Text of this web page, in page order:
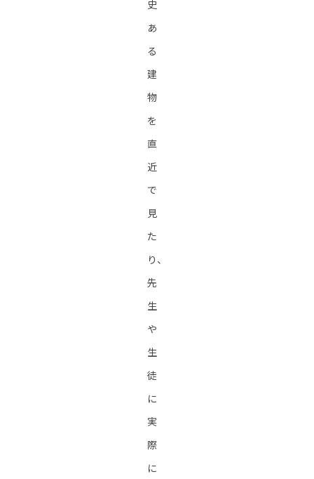
史
あ
る
建
物
を
直
近
で
見
た
り、
先
生
や
生
徒
に
実
際
に